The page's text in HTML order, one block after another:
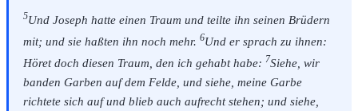
5Und Joseph hatte einen Traum und teilte ihn seinen Brüdern
mit; und sie haßten ihn noch mehr. 6Und er sprach zu ihnen:
Höret doch diesen Traum, den ich gehabt habe: 7Siehe, wir
banden Garben auf dem Felde, und siehe, meine Garbe
richtete sich auf und blieb auch aufrecht stehen; und siehe,